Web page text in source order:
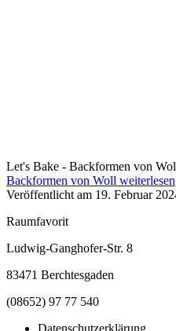
Let's Bake - Backformen von
Backformen von Woll weiterlesen
Veröffentlicht am 19. Februar
Raumfavorit
Ludwig-Ganghofer-Str. 8
83471 Berchtesgaden
(08652) 97 77 540